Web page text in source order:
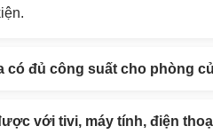
có đủ công suất cho phòng
với tivi, máy tính, điện